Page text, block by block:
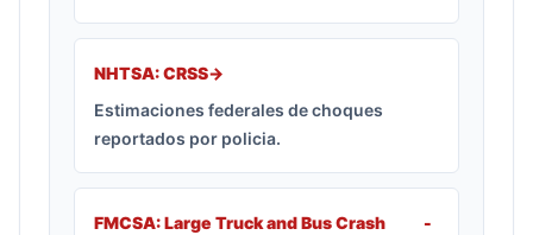
NHTSA: CRSS->
Estimaciones federales de choques
reportados por policia.
FMCSA: Large Truck and Bus Crash
-